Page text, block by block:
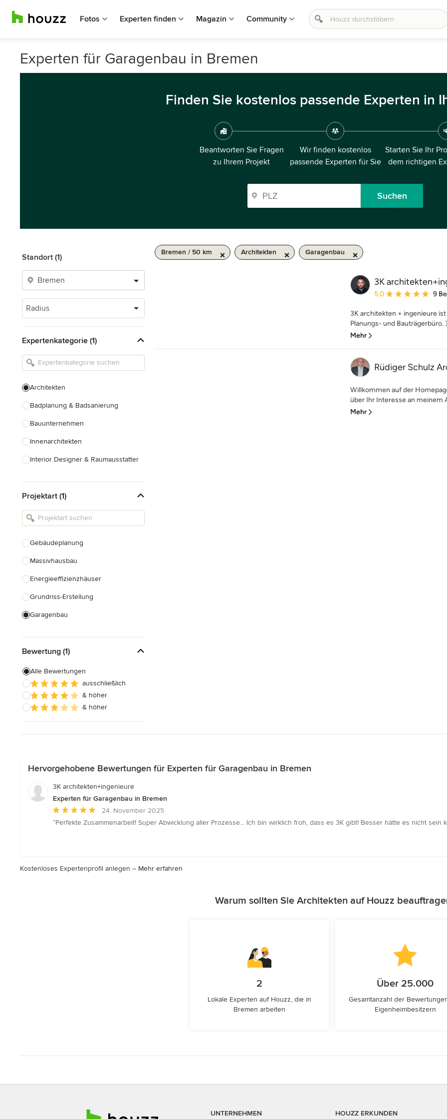
Fotos Experten finden Magazin Community
Experten für Garagenbau in Bremen
Finden Sie kostenlos passende Experten in
Beantworten Sie Fragen
zu Ihrem Projekt
Wir finden kostenlos
passende Experten für Sie
Starten Sie Ihr
dem richtigen
Suchen
Standort (1)
Radius
Expertenkategorie (1)
Architekten
Badplanung & Badsanierung
Bauunternehmen
Innenarchitekten
Interior Designer & Raumausstatter
Landschaftsarchitekten
Armaturen & Sanitärbedarf
Einbauschränke
Projektart (1)
Gebäudeplanung
Massivhausbau
Energieeffizienzhäuser
Grundriss-Erstellung
Garagenbau
Baudenkmalpflege
Hausanbau
Hauserweiterungen
Hausbau
Bewertung (1)
Alle Bewertungen
ausschließlich
& höher
& höher
Bremen / 50 km Architekten Garagenbau
3K
Durchschnittliche
5,0 9
3K architekten + ingenieure
Planungs- und Bauträgerbüro.
Mehr
Rüdiger Schulz
Willkommen auf der
über Ihr Interesse an meinem
Mehr
Hervorgehobene Bewertungen für Experten für Garagenbau in Bremen
3K architekten+ingenieure
Experten für Garagenbau in Bremen
Durchschnittliche
Bewertung:
24. November 2025
“Perfekte Zusammenarbeit! Super Abwicklung aller Prozesse... Ich bin wirklich froh, dass es 3K gibt! Besser hätte es nicht sein
Kostenloses Expertenprofil anlegen – Mehr erfahren
Warum sollten Sie Architekten auf Houzz
2
Lokale Experten auf Houzz, die in
Bremen arbeiten
Über 25.000
Gesamtanzahl der
Eigenheimbesitzern
UNTERNEHMEN HOUZZ ERKUNDEN